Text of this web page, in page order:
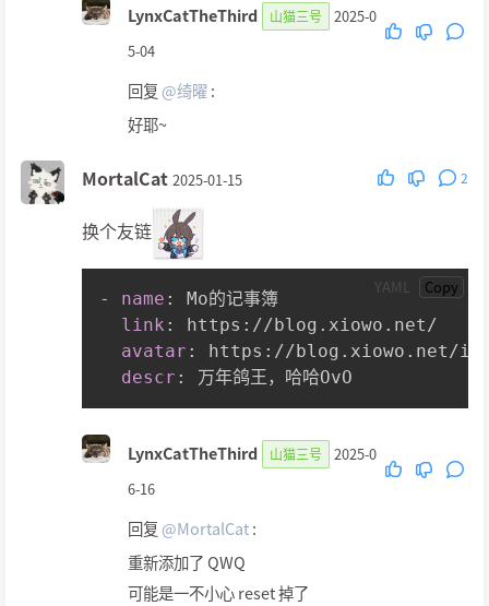
LynxCatTheThird 山猫三号
2025-0
5-04
回复 @绮曜:
好耶~
MortalCat 2025-01-15 2
换个友链
- name :
Mo的记事簿
link : https : //blog.xiowo.net/
avatar : https : //blog.xiowo.net/
descr :
YAML Copy
LynxCatTheThird 山猫三号
2025-0
6-16
回复 @MortalCat:
重新添加了 QWQ
可能是一不小心 reset 掉了